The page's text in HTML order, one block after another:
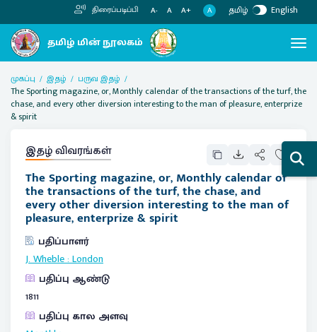
திரைப்படிப்பி A- A A+ A தமிழ் English
முகப்பு இதழ்
பருவ இதழ்
The Sporting magazine, or, Monthly calendar of the transactions of the turf, the
chase, and every other diversion interesting to the man of pleasure, enterprize
& spirit
இதழ் விவரங்கள்
The Sporting magazine, or, Monthly calendar of
the transactions of the turf, the chase, and
every other diversion interesting to the man of
pleasure, enterprize & spirit
பதிப்பாளர்
J. Wheble:London
பதிப்பு ஆண்டு
1811
பதிப்பு கால அளவு